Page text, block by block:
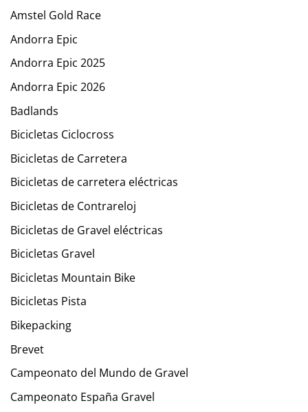
Amstel Gold Race
Andorra Epic
Andorra Epic 2025
Andorra Epic 2026
Badlands
Bicicletas Ciclocross
Bicicletas de Carretera
Bicicletas de carretera eléctricas
Bicicletas de Contrareloj
Bicicletas de Gravel eléctricas
Bicicletas Gravel
Bicicletas Mountain Bike
Bicicletas Pista
Bikepacking
Brevet
Campeonato del Mundo de Gravel
Campeonato España Gravel